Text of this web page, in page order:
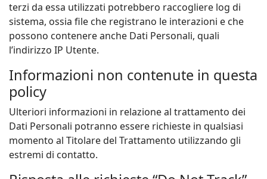
terzi da essa utilizzati potrebbero raccogliere log di
sistema, ossia file che registrano le interazioni e che
possono contenere anche Dati Personali, quali
l’indirizzo IP Utente.
Informazioni non contenute in questa
policy
Ulteriori informazioni in relazione al trattamento dei
Dati Personali potranno essere richieste in qualsiasi
momento al Titolare del Trattamento utilizzando gli
estremi di contatto.